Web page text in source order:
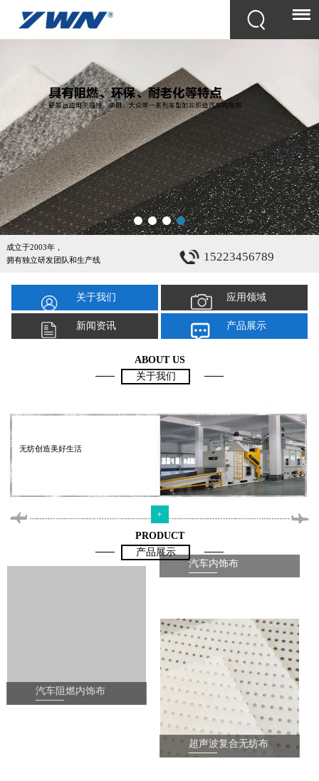
3
成立于2003年，
拥有独立研发团队和生产线
15223456789
关于我们 应用领域
新闻资讯 产品展示
ABOUT US
关于我们
无纺创造美好生活
+
PRODUCT
产品展示
汽车阻燃内饰布
汽车内饰布
超声波复合无纺布